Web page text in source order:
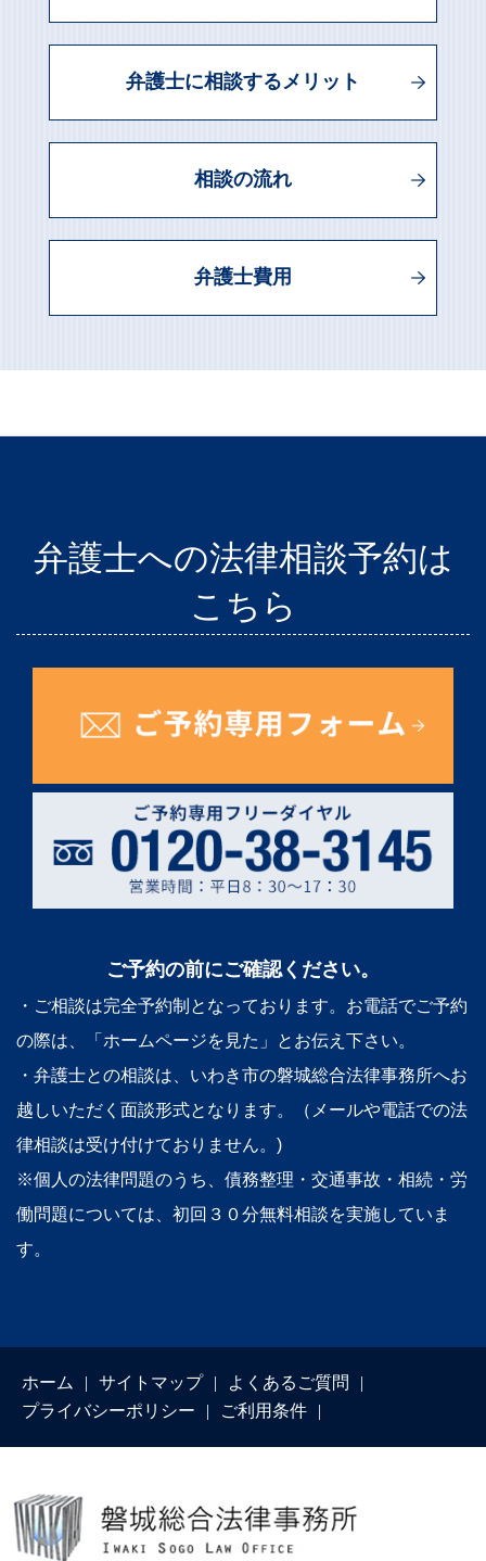
弁護士に相談するメリット
相談の流れ
弁護士費用
弁護士への法律相談予約は
こちら
ご予約の前にご確認ください。
・ご相談は完全予約制となっております。お電話でご予約
の際は、「ホームページを見た」とお伝え下さい。
・弁護士との相談は、いわき市の磐城総合法律事務所へお
越しいただく面談形式となります。（メールや電話での法
律相談は受け付けておりません。)
※個人の法律問題のうち、債務整理・交通事故・相続・労
働問題については、初回３０分無料相談を実施していま
す。
ホーム サイトマップ
よくあるご質問
プライバシーポリシー
ご利用条件